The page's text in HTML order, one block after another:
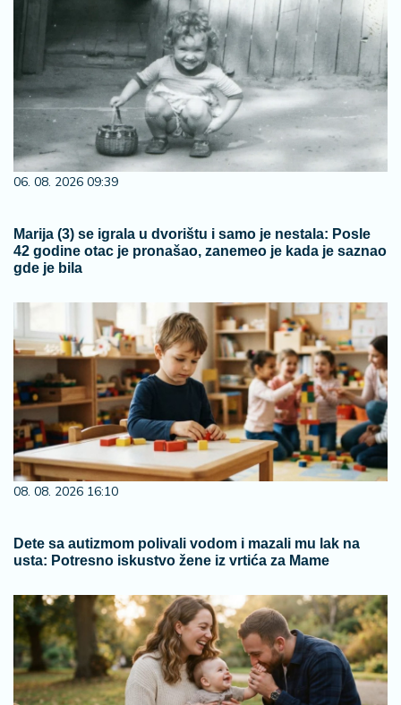
06. 08. 2026 09:39
Marija (3) se igrala u dvorištu i samo je nestala: Posle
42 godine otac je pronašao, zanemeo je kada je saznao
gde je bila
08. 08. 2026 16:10
Dete sa autizmom polivali vodom i mazali mu lak na
usta: Potresno iskustvo žene iz vrtića za Mame